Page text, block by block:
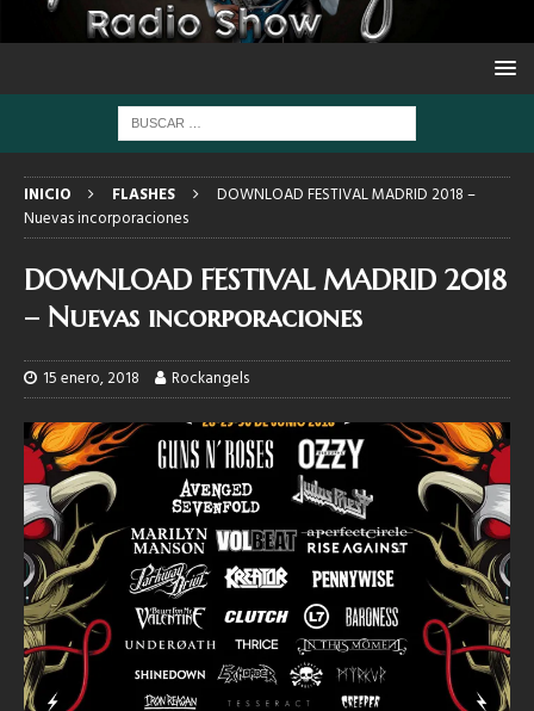
INICIO FLASHES
DOWNLOAD FESTIVAL MADRID 2018 –
Nuevas incorporaciones
DOWNLOAD FESTIVAL MADRID 2018
– Nuevas incorporaciones
15 enero, 2018 Rockangels